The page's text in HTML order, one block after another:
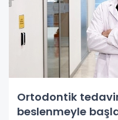
Ortodontik
beslenmeyle